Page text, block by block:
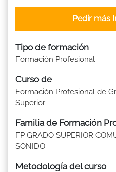
Tipo de formación
Formación Profesional
Curso de
Formación Profesional de
Superior
Familia de Formación
FP GRADO SUPERIOR
SONIDO
Metodología del curso
Pedir más